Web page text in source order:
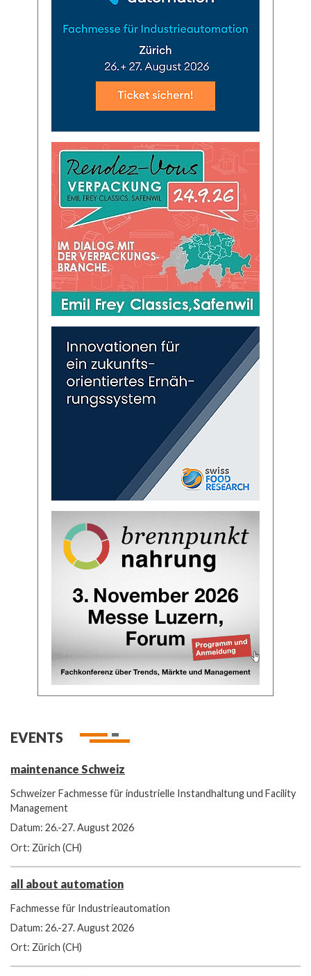
EVENTS
maintenance Schweiz
Schweizer Fachmesse für industrielle Instandhaltung und Facility
Management
Datum: 26.-27. August 2026
Ort: Zürich (CH)
all about automation
Fachmesse für Industrieautomation
Datum: 26.-27. August 2026
Ort: Zürich (CH)